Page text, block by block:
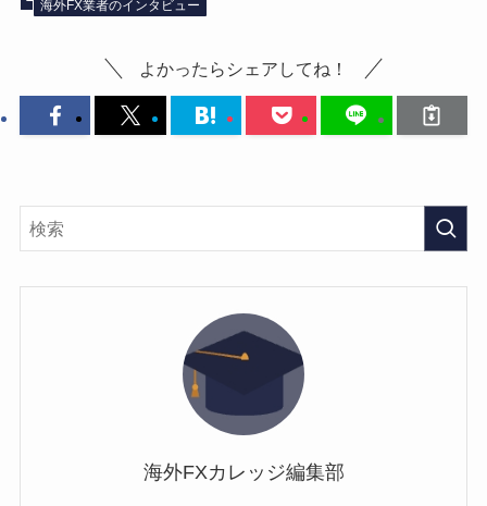
海外FX業者のインタビュー
よかったらシェアしてね！
海外FXカレッジ編集部